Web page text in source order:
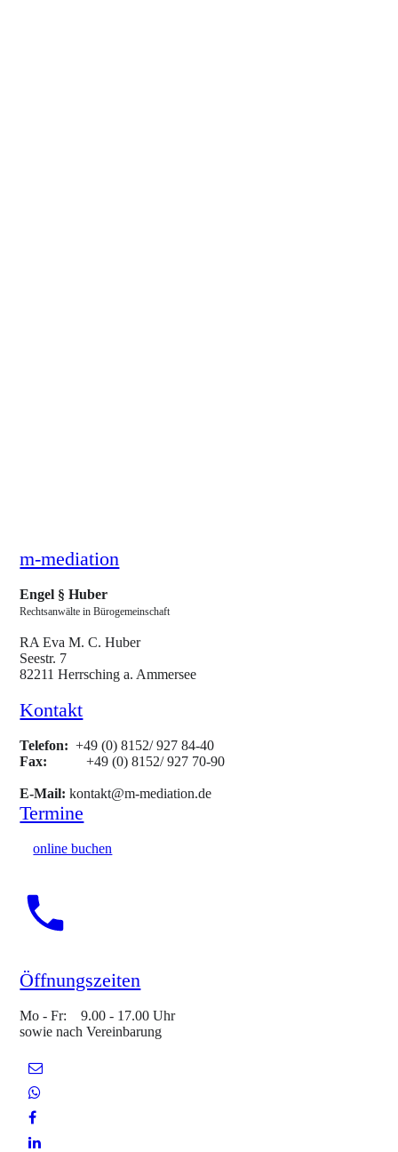
m-mediation
Engel § Huber­
Rechtsanwälte in Bürogemeinschaft
RA Eva M. C. Huber
Seestr. 7
82211 Herrsching a. Ammersee
Kontakt
Telefon: +49 (0) 8152/ 927 84-40
Fax:+49 (0) 8152/ 927 70-90
E-Mail: kontakt@m-mediation.de
Termine
online buchen
Öffnungszeiten
Mo - Fr: 9.00 - 17.00 Uhr
sowie nach Vereinbarung